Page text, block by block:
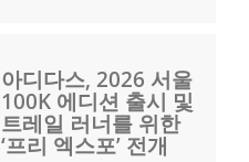
아디다스, 2026 서울
100K 에디션 출시 및
트레일 러너를 위한
‘프리 엑스포’ 전개